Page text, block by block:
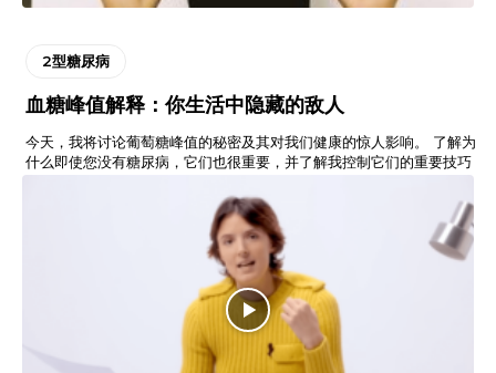
2型糖尿病
血糖峰值解释：你生活中隐藏的敌人
今天，我将讨论葡萄糖峰值的秘密及其对我们健康的惊人影响。 了解为
什么即使您没有糖尿病，它们也很重要，并了解我控制它们的重要技巧